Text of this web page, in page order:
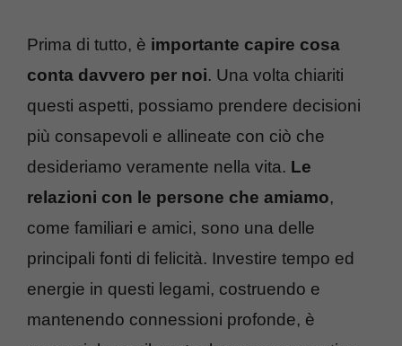
Prima di tutto, è importante capire cosa
conta davvero per noi. Una volta chiariti
questi aspetti, possiamo prendere decisioni
più consapevoli e allineate con ciò che
desideriamo veramente nella vita. Le
relazioni con le persone che amiamo,
come familiari e amici, sono una delle
principali fonti di felicità. Investire tempo ed
energie in questi legami, costruendo e
mantenendo connessioni profonde, è